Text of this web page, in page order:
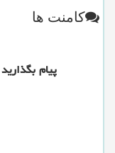
کامنت ها
پیام بگذارید